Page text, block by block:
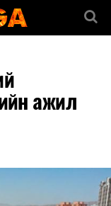
ажил